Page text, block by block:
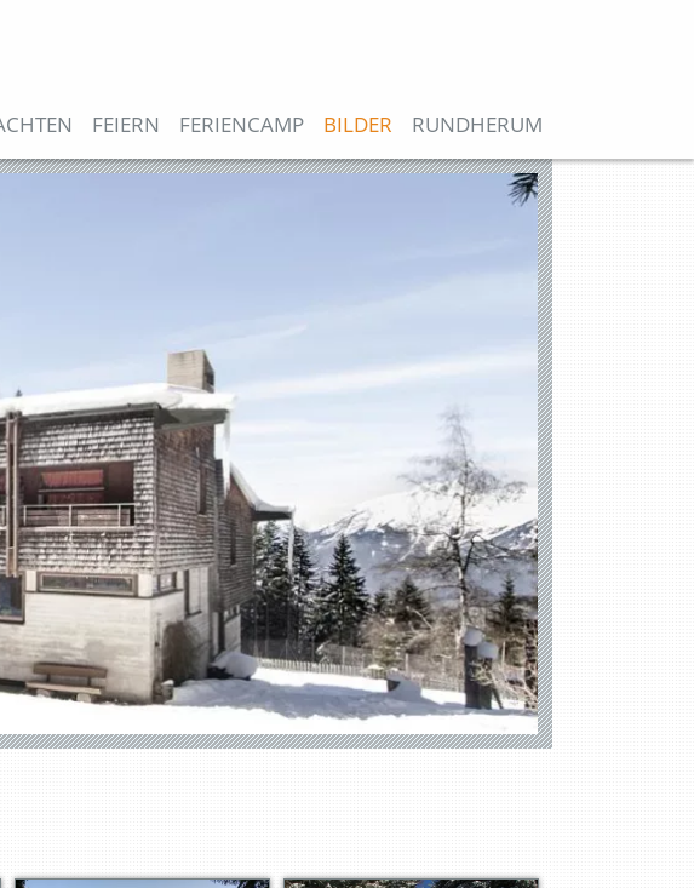
FEIERN FERIENCAMP BILDER RUNDHERUM